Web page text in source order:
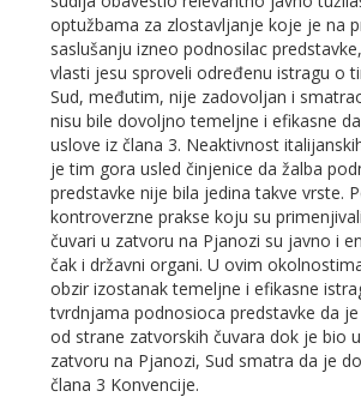
optužbama za zlostavljanje koje je na
saslušanju izneo podnosilac
vlasti jesu sproveli određenu istragu o
Sud, međutim, nije zadovoljan i
nisu bile dovoljno temeljne i efikasne
uslove iz člana 3. Neaktivnost
je tim gora usled činjenice da žalba
predstavke nije bila jedina takve vrste.
kontroverzne prakse koju su
čuvari u zatvoru na Pjanozi su javno i
čak i državni organi. U ovim
obzir izostanak temeljne i efikasne
tvrdnjama podnosioca predstavke da
od strane zatvorskih čuvara dok je bio
zatvoru na Pjanozi, Sud smatra da je
člana 3 Konvencije.